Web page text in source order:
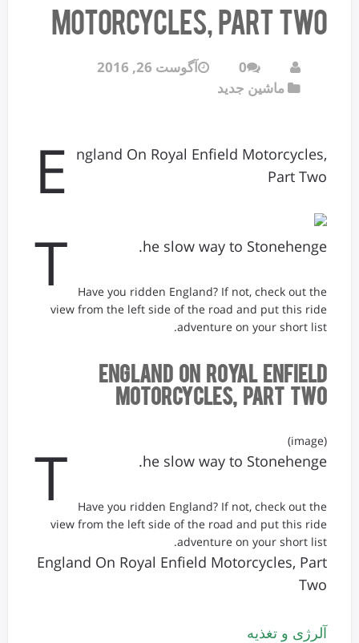
Motorcycles, Part Two
0
آگوست 26, 2016
ماشین جدید
E
ngland On Royal Enfield Motorcycles,
Part Two
T he slow way to Stonehenge.
Have you ridden England? If not, check out the
view from the left side of the road and put this ride
adventure on your short list.
England On Royal Enfield
Motorcycles, Part Two
(image)
T he slow way to Stonehenge.
Have you ridden England? If not, check out the
view from the left side of the road and put this ride
adventure on your short list.
England On Royal Enfield Motorcycles, Part
Two
آلرژی و تغذیه